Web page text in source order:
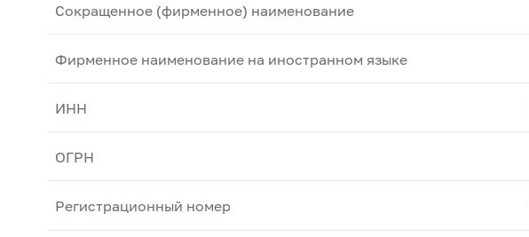
Сокращенное (фирменное) наименование
Фирменное наименование на иностранном языке
ИНН
ОГРН
Регистрационный номер